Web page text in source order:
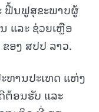
ຟື້ນຟູສຸຂະພາບຜູ້
ແລະ ຊ່ວຍເຫຼືອ
ອງ ສປປ ລາວ.
ທານປະເທດ ແຫ່ງ
ຕ້ອນຮັບ ແລະ